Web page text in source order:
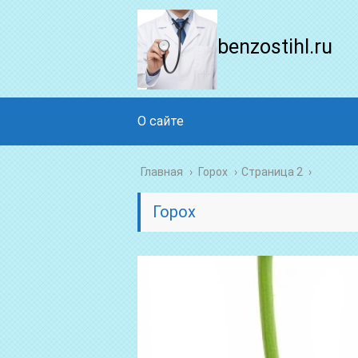
benzostihl.ru
О сайте
Главная › Горох › Страница 2
Горох